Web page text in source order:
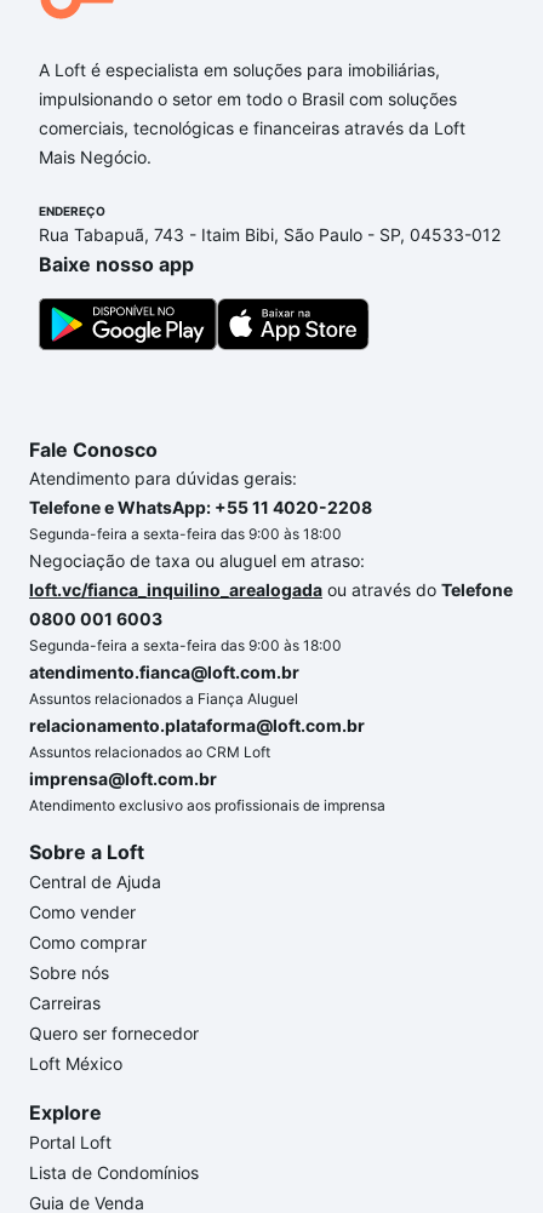
Imóveis à venda em rua aberema - Rio de Janeiro,
RJ que custam a partir de R$ 0 e com nossas
opções de financiamento imobiliário as parcelas
podem se adequar ao seu orçamento. Se ainda tem
de compra, veja em nosso portal
comprar um apartamento e conte com a gente para
comprar o imóvel dos seus sonhos com segurança e
conforto. Loft, com você até as chaves.
A Loft é especialista em soluções para imobiliárias,
impulsionando o setor em todo o Brasil com soluções
comerciais, tecnológicas e financeiras através da Loft
Mais Negócio.
ENDEREÇO
Rua Tabapuã, 743 - Itaim Bibi, São Paulo - SP, 04533-012
Baixe nosso app
Fale Conosco
Atendimento para dúvidas gerais:
Telefone e WhatsApp: +55 11 4020-2208
Segunda-feira a sexta-feira das 9:00 às 18:00
Negociação de taxa ou aluguel em atraso:
loft.vc/fianca_inquilino_arealogada ou através do Telefone
0800 001 6003
Segunda-feira a sexta-feira das 9:00 às 18:00
atendimento.fianca@loft.com.br
Assuntos relacionados a Fiança Aluguel
relacionamento.plataforma@loft.com.br
Assuntos relacionados ao CRM Loft
imprensa@loft.com.br
Atendimento exclusivo aos profissionais de imprensa
Sobre a Loft
Central de Ajuda
Como vender
Como comprar
Sobre nós
Carreiras
Quero ser fornecedor
Loft México
Explore
Portal Loft
Lista de Condomínios
Guia de Venda